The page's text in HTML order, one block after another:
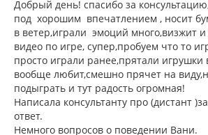
о
б
щ
е
и
е
Добрый день! спасибо за
под хорошим впечатлением , носит
в ветер,играли эмоций много,визжит
видео по игре, супер,пробуем что то
просто играли ранее,прятали игрушки
вообще любит,смешно прячет на
подыграть и тут радость огромная!
Написала консультанту про (дистант
ответ.
Немного вопросов о поведении Вани.